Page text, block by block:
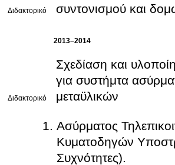
Διδακτορικό
συντονισμού και
2013–2014
Διδακτορικό
Σχεδίαση και
για συστήμτα
μεταϋλικών
Ασύρματος
Κυματοδηγών
Συχνότητες).